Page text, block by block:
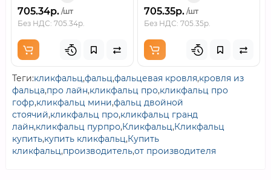
705.34р. /шт
Без НДС: 705.34р.
705.35р. /шт
Без НДС: 705.35р.
Теги:кликфальц,фальц,фальцевая кровля,кровля из
фальца,про лайн,кликфальц про,кликфальц про
гофр,кликфальц мини,фальц двойной
стоячий,кликфальц про,кликфальц гранд
лайн,кликфальц пурпро,Кликфальц,Кликфальц
купить,купить кликфальц,Купить
кликфальц,производитель,от производителя